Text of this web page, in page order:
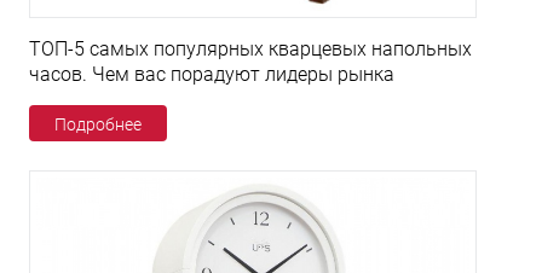
ТОП-5 самых популярных кварцевых напольных
часов. Чем вас порадуют лидеры рынка
Подробнее